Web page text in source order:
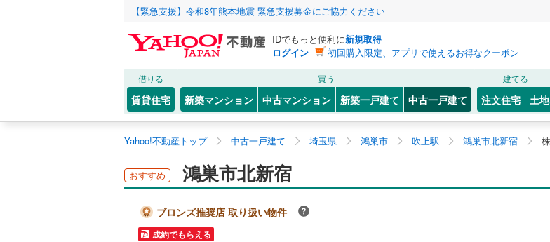
【緊急支援】令和8年熊本地震 緊急支援募金にご協力ください
IDでもっと便利に新規取得
ログイン
初回購入限定、アプリで使えるお得なクーポン
借りる
賃貸住宅
買う
新築マンション 中古マンション 新築一戸建て 中古一戸建て
建てる
注文住宅 土地
Yahoo!不動産トップ 中古一戸建て 埼玉県 鴻巣市 吹上駅 鴻巣市北新宿
おすすめ 鴻巣市北新宿
ブロンズ推奨店 取り扱い物件
成約でもらえる